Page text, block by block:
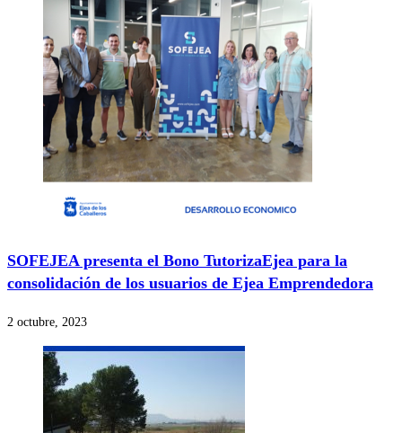
SOFEJEA presenta el Bono TutorizaEjea para la
consolidación de los usuarios de Ejea Emprendedora
2 octubre, 2023